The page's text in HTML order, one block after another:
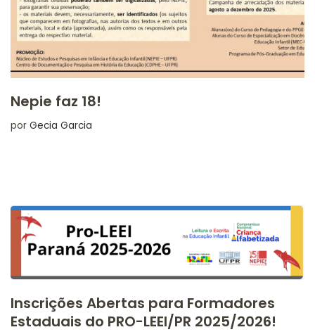
Nepie faz 18!
por Gecia Garcia
Inscrições Abertas para Formadores
Estaduais do PRO-LEEI/PR 2025/2026!